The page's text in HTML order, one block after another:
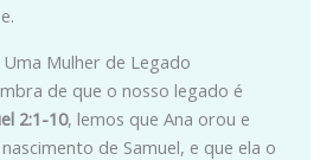
Uma Mulher de Legado
de que o nosso legado é
2:1-10, lemos que Ana orou e
de Samuel, e que ela o